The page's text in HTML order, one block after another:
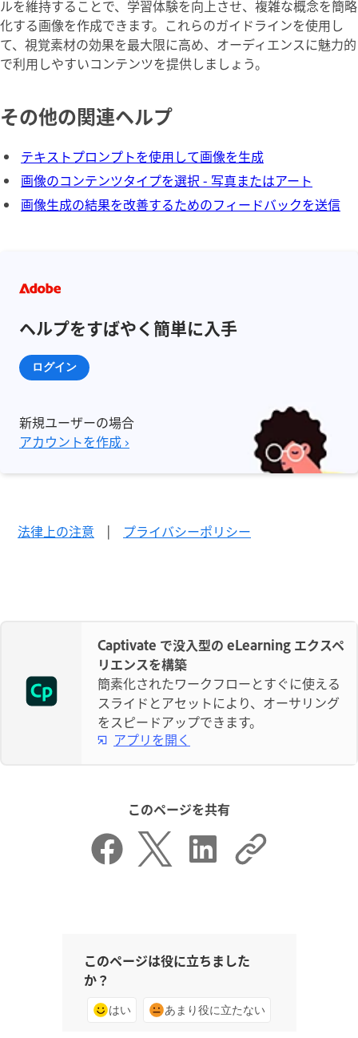
ルを維持することで、学習体験を向上させ、複雑な概念を簡略
化する画像を作成できます。これらのガイドラインを使用し
て、視覚素材の効果を最大限に高め、オーディエンスに魅力的
で利用しやすいコンテンツを提供しましょう。
その他の関連ヘルプ
テキストプロンプトを使用して画像を生成
画像のコンテンツタイプを選択 - 写真またはアート
画像生成の結果を改善するためのフィードバックを送信
ヘルプをすばやく簡単に入手
ログイン
新規ユーザーの場合
アカウントを作成 ›
法律上の注意 | プライバシーポリシー
Captivate で没入型の eLearning エクスペ
リエンスを構築
簡素化されたワークフローとすぐに使える
スライドとアセットにより、オーサリング
をスピードアップできます。
アプリを開く
このページを共有
このページは役に立ちました
か？
はい あまり役に立たない